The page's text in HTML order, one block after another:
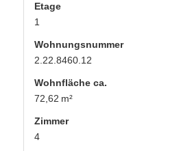
Etage
1
Wohnungsnummer
2.22.8460.12
Wohnfläche ca.
72,62 m²
Zimmer
4